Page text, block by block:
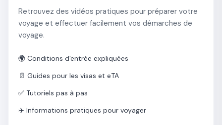
Retrouvez des vidéos pratiques pour préparer votre
voyage et effectuer facilement vos démarches de
voyage.
🌍 Conditions d'entrée expliquées
📄 Guides pour les visas et eTA
✅ Tutoriels pas à pas
✈️ Informations pratiques pour voyager